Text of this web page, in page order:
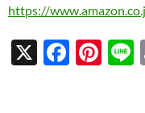
https://
X
F
Pi